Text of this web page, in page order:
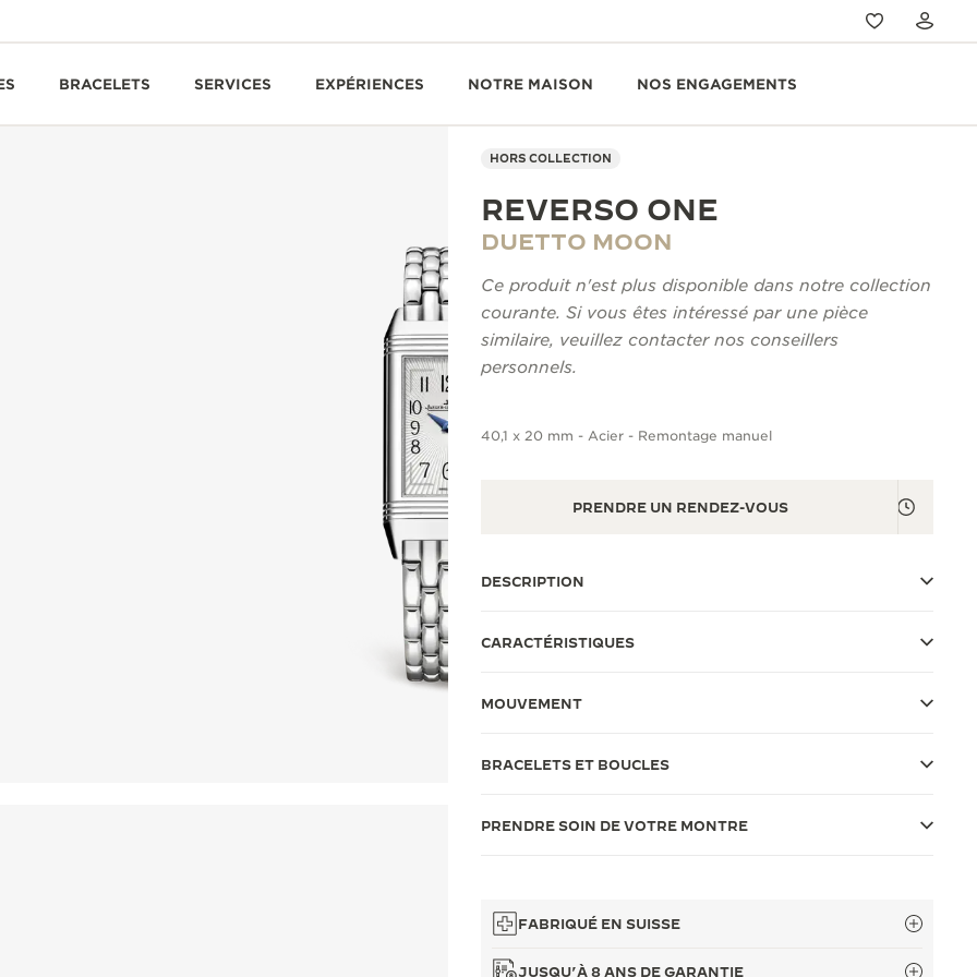
BRACELETS SERVICES EXPÉRIENCES NOTRE MAISON NOS ENGAGEMENTS
HORS COLLECTION
REVERSO ONE
DUETTO MOON
Ce produit n'est plus disponible dans notre collection
courante. Si vous êtes intéressé par une pièce
similaire, veuillez contacter nos conseillers
personnels.
40,1 x 20 mm - Acier - Remontage manuel
PRENDRE UN RENDEZ-VOUS
DESCRIPTION
CARACTÉRISTIQUES
MOUVEMENT
BRACELETS ET BOUCLES
PRENDRE SOIN DE VOTRE MONTRE
FABRIQUÉ EN SUISSE
JUSQU’À 8 ANS DE GARANTIE